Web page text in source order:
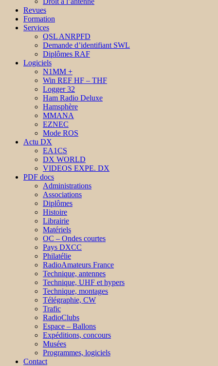
Revues
Formation
Services
QSL ANRPFD
Demande d’identifiant SWL
Diplômes RAF
Logiciels
N1MM +
Win REF HF – THF
Logger 32
Ham Radio Deluxe
Hamsphère
MMANA
EZNEC
Mode ROS
Actu DX
EA1CS
DX WORLD
VIDEOS EXPE. DX
PDF docs
Administrations
Associations
Diplômes
Histoire
Librairie
Matériels
OC – Ondes courtes
Pays DXCC
Philatélie
RadioAmateurs France
Technique, antennes
Technique, UHF et hypers
Technique, montages
Télégraphie, CW
Trafic
RadioClubs
Espace – Ballons
Expéditions, concours
Musées
Programmes, logiciels
Contact